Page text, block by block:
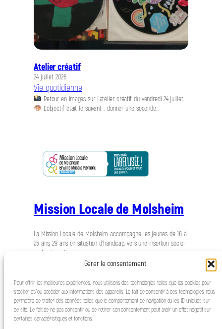
Gérer le consentement
Pour offrir les meilleures expériences, nous utilisons des technologies telles que les cookies pour
stocker et/ou accéder aux informations des appareils. Le fait de consentir à ces technologies nous
permettra de traiter des données telles que le comportement de navigation ou les ID uniques sur
ce site. Le fait de ne pas consentir ou de retirer son consentement peut avoir un effet négatif sur
certaines caractéristiques et fonctions.
Atelier créatif
24 juillet 2026
Vie quotidienne
Retour en images sur l’atelier créatif du vendredi 24 juillet.
L’objectif était le suivant : donner une seconde…
Mission Locale de Molsheim
La Mission Locale de Molsheim accompagne les jeunes de 16 à
25 ans, 29 ans en situation d’handicap, vers une insertion socio-
professionnelle réussie.